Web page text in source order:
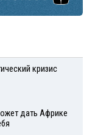
кризис
дать Африке